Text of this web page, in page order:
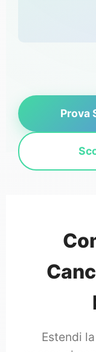
Prova
Estendi